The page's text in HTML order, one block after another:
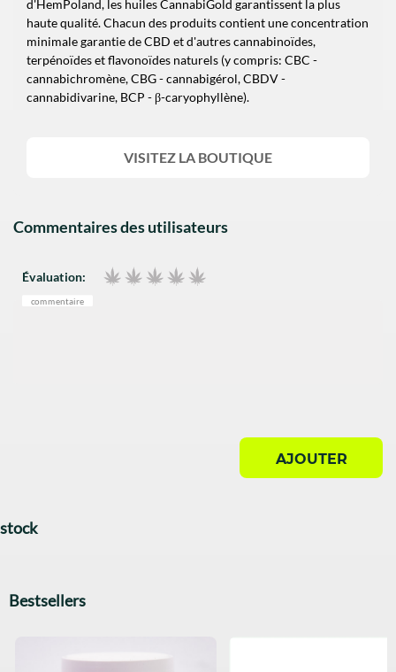
Commentaires des utilisateurs
Évaluation:
commentaire
AJOUTER
d'HemPoland, les huiles CannabiGold garantissent la plus
haute qualité. Chacun des produits contient une concentration
minimale garantie de CBD et d'autres cannabinoïdes,
terpénoïdes et flavonoïdes naturels (y compris: CBC -
cannabichromène, CBG - cannabigérol, CBDV -
cannabidivarine, BCP - β-caryophyllène).
VISITEZ LA BOUTIQUE
stock
Bestsellers